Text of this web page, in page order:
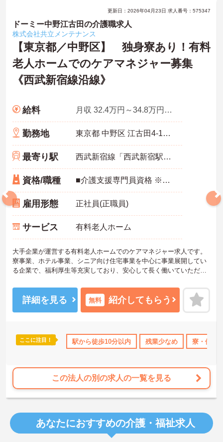
年間休日110日以上 資格取得サポート 研修制度あり
更新日：2026年04月23日 求人番号：575347
ドーミー中野江古田の介護職求人
株式会社共立メンテナンス
【東京都／中野区】 独身寮あり！有料
老人ホームでのケアマネジャー募集
《西武新宿線沿線》
給料 月収 32.4万円～34.8万円諸手当込み
勤務地 東京都 中野区 江古田4-15-15
最寄り駅 西武新宿線「西武新宿駅」徒歩9分
資格/職種 ■介護支援専門員資格 ※臨床経験3年以上
雇用形態 正社員(正職員)
サービス 有料老人ホーム
大手企業が運営する有料老人ホームでのケアマネジャー求人です。
寮事業、ホテル事業、シニア向け住宅事業を中心に事業展開してい
る企業で、福利厚生等充実しており、安心して長く働いていただけ
だけます。ご興味のある方は面接対策等お伝えいたしますのでお気
軽にお問い合わせ下さい。
詳細を見る 無料 紹介してもらう
ここに注目！ 駅から徒歩10分以内 残業少なめ 寮・借り
この法人の別の求人の一覧を見る
あなたにおすすめの介護・福祉求人